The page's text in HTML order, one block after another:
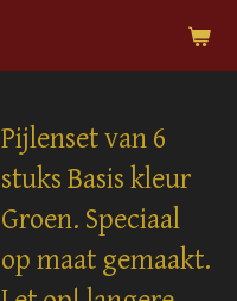
Pijlenset van 6
stuks Basis kleur
Groen. Speciaal
op maat gemaakt.